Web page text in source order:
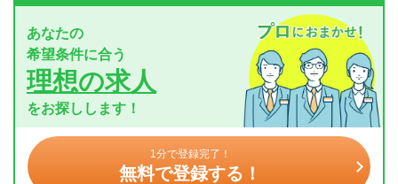
あなたの
希望条件に合う
理想の求人
をお探しします！
1分で登録完了！
無料で登録する！